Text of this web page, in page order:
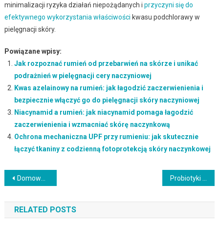
minimalizacji ryzyka działań niepożądanych i przyczyni się do
efektywnego wykorzystania właściwości kwasu podchlorawy w
pielęgnacji skóry.
Powiązane wpisy:
Jak rozpoznać rumień od przebarwień na skórze i unikać
podrażnień w pielęgnacji cery naczyniowej
Kwas azelainowy na rumień: jak łagodzić zaczerwienienia i
bezpiecznie włączyć go do pielęgnacji skóry naczyniowej
Niacynamid a rumień: jak niacynamid pomaga łagodzić
zaczerwienienia i wzmacniać skórę naczynkową
Ochrona mechaniczna UPF przy rumieniu: jak skutecznie
łączyć tkaniny z codzienną fotoprotekcją skóry naczynkowej
Nawigacja
wpisu
Domowe serum i pielęgnacja skóry tłustej: jak unikać typowych błędów i skutecznie regulować sebum
RELATED POSTS